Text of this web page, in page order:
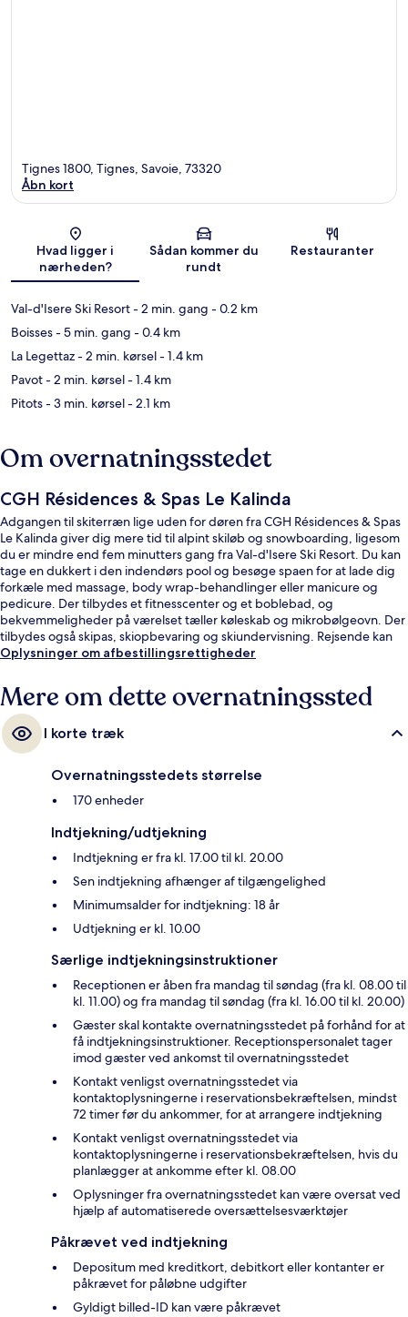
Kort
Tignes 1800, Tignes, Savoie, 73320
Åbn kort
Hvad ligger i
nærheden?
Sådan kommer du
rundt
Restauranter
Val-d'Isere Ski Resort- 2 min. gang - 0.2 km
Boisses- 5 min. gang - 0.4 km
La Legettaz- 2 min. kørsel- 1.4 km
Pavot- 2 min. kørsel- 1.4 km
Pitots- 3 min. kørsel- 2.1 km
Om overnatningsstedet
CGH Résidences & Spas Le Kalinda
Adgangen til skiterræn lige uden for døren fra CGH Résidences & Spas
Le Kalinda giver dig mere tid til alpint skiløb og snowboarding, ligesom
du er mindre end fem minutters gang fra Val-d'Isere Ski Resort. Du kan
tage en dukkert i den indendørs pool og besøge spaen for at lade dig
forkæle med massage, body wrap-behandlinger eller manicure og
pedicure. Der tilbydes et fitnesscenter og et boblebad, og
bekvemmeligheder på værelset tæller køleskab og mikrobølgeovn. Der
tilbydes også skipas, skiopbevaring og skiundervisning. Rejsende kan
godt lide stedets generelle forhold.
Oplysninger om afbestillingsrettigheder
Mere om dette overnatningssted
I korte træk
Overnatningsstedets størrelse
170 enheder
Indtjekning/udtjekning
Indtjekning er fra kl. 17.00 til kl. 20.00
Sen indtjekning afhænger af tilgængelighed
Minimumsalder for indtjekning: 18 år
Udtjekning er kl. 10.00
Særlige indtjekningsinstruktioner
Receptionen er åben fra mandag til søndag (fra kl. 08.00 til
kl. 11.00) og fra mandag til søndag (fra kl. 16.00 til kl. 20.00)
Gæster skal kontakte overnatningsstedet på forhånd for at
få indtjekningsinstruktioner. Receptionspersonalet tager
imod gæster ved ankomst til overnatningsstedet
Kontakt venligst overnatningsstedet via
kontaktoplysningerne i reservationsbekræftelsen, mindst
72 timer før du ankommer, for at arrangere indtjekning
Kontakt venligst overnatningsstedet via
kontaktoplysningerne i reservationsbekræftelsen, hvis du
planlægger at ankomme efter kl. 08.00
Oplysninger fra overnatningsstedet kan være oversat ved
hjælp af automatiserede oversættelsesværktøjer
Påkrævet ved indtjekning
Depositum med kreditkort, debitkort eller kontanter er
påkrævet for påløbne udgifter
Gyldigt billed-ID kan være påkrævet